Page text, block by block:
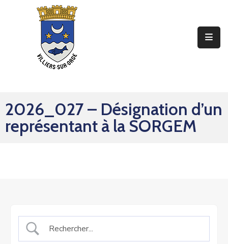
Mes
Sorties
2026_027 – Désignation d’un
représentant à la SORGEM